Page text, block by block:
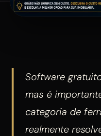
Software
mas é
categoria de
realmente